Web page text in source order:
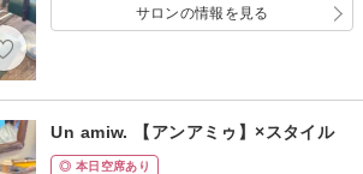
サロンの情報を見る
Un amiw. 【アンアミゥ】×スタイル
◎ 本日空席あり